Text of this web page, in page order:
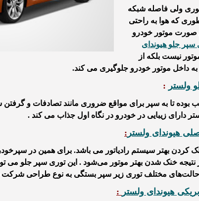
ولی فاصله شبکه
که هوا به راحتی
صورت موتور خودرو
سپر جلو هیوندای
نیست بلکه از
داخل موتور خودرو جلوگیری می کند.
ولستر :
بوده تا به سپر برای مواقع ضروری مانند تصادفات و
دارای زیبایی در خودرو در نگاه اول جذاب می کند .
هیوندای ولستر :
کردن بهتر سیستم رادیاتور می باشد. برای همین در
نتیجه خنک شدن بهتر موتور می‌شود . اینتوری سپر جلو می
مختلف توری زیر سپر بستگی به نوع طراحی شرکت
هیوندای ولستر :